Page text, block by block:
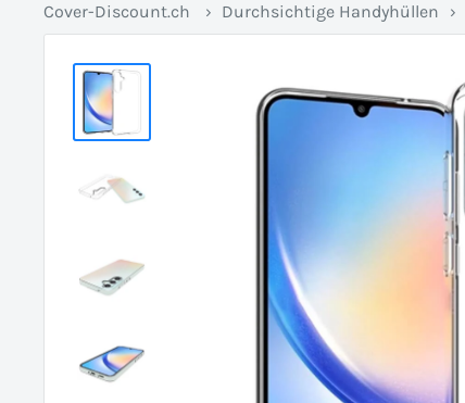
für
besten
Preis
Cover-Discount.ch › Durchsichtige Handyhüllen ›